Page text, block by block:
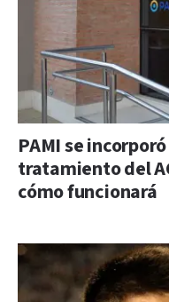
PAMI se
tratamiento del
cómo funcionará